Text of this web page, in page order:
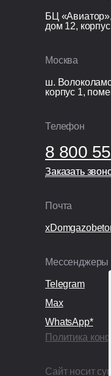
БЦ
дом 12,
Почта
Мессенджеры
Telegram
WhatsApp*
Max
ш.
корпус 1,
8 800
Москва
Политика
Сайт носит
Заказать
Заказать
Телефон